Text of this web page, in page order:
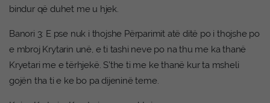
bindur që duhet me u hjek.
Banori 3: E pse nuk i thojshe Përparimit atë ditë po i thojshe po
e mbroj Krytarin unë, e ti tashi neve po na thu me ka thanë
Kryetari me e tërhjekë. S’the ti me ke thanë kur ta msheli
gojën tha ti e ke bo pa dijeninë teme.